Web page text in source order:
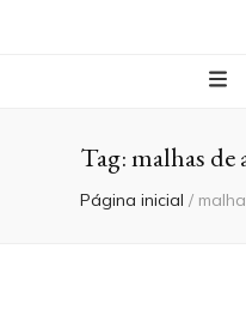
Tag:malhas de
Página inicial /